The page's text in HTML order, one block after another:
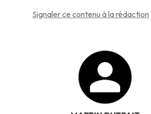
Signaler ce contenu à la rédaction